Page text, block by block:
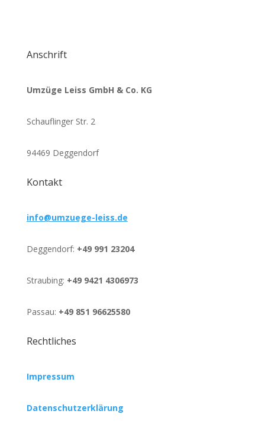
Anschrift
Umzüge Leiss GmbH & Co. KG
Schauflinger Str. 2
94469 Deggendorf
Kontakt
info@umzuege-leiss.de
Deggendorf: +49 991 23204
Straubing: +49 9421 4306973
Passau: +49 851 96625580
Rechtliches
Impressum
Datenschutzerklärung